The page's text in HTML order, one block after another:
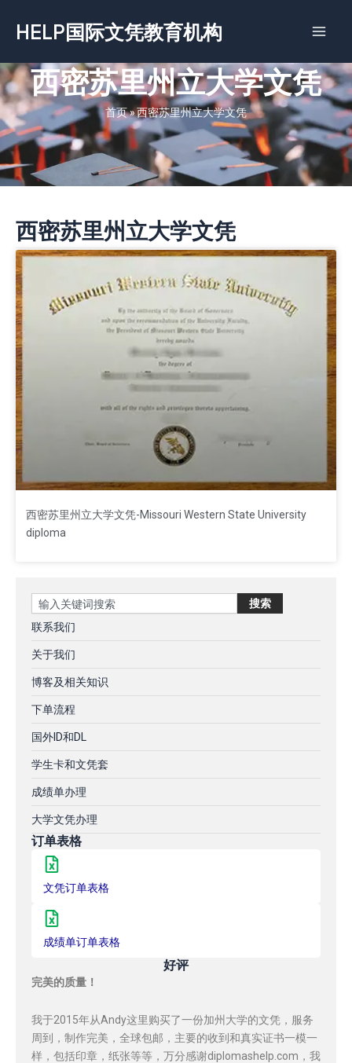
容
HELP国际文凭教育机构
西密苏里州立大学文凭
首页»西密苏里州立大学文凭
西密苏里州立大学文凭
西密苏里州立大学文凭-Missouri Western State University
diploma
Search 搜索
联系我们
关于我们
博客及相关知识
下单流程
国外ID和DL
学生卡和文凭套
成绩单办理
大学文凭办理
订单表格
文凭订单表格
成绩单订单表格
好评
完美的质量！
我于2015年从Andy这里购买了一份加州大学的文凭，服务
周到，制作完美，全球包邮，主要的收到和真实证书一模一
样，包括印章，纸张等等，万分感谢diplomashelp.com，我